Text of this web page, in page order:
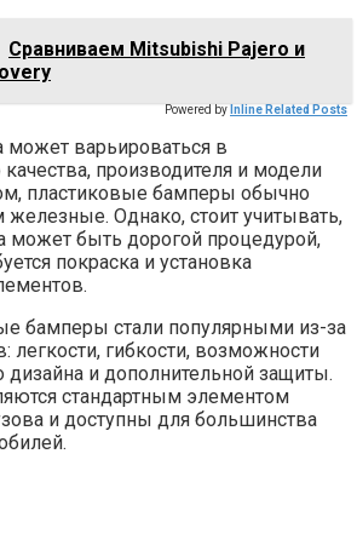
Сравниваем Mitsubishi Pajero и
Powered by Inline Related Posts
может варьироваться в
производителя и модели
пластиковые бамперы обычно
Однако, стоит учитывать,
может быть дорогой процедурой,
покраска и установка
бамперы стали популярными из-за
легкости, гибкости, возможности
дизайна и дополнительной защиты.
стандартным элементом
и доступны для большинства